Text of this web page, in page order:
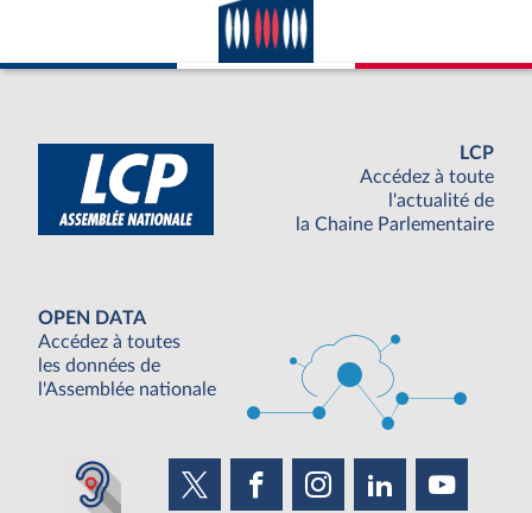
LCP
Accédez à toute
l'actualité de
la Chaine Parlementaire
OPEN DATA
Accédez à toutes
les données de
l'Assemblée nationale